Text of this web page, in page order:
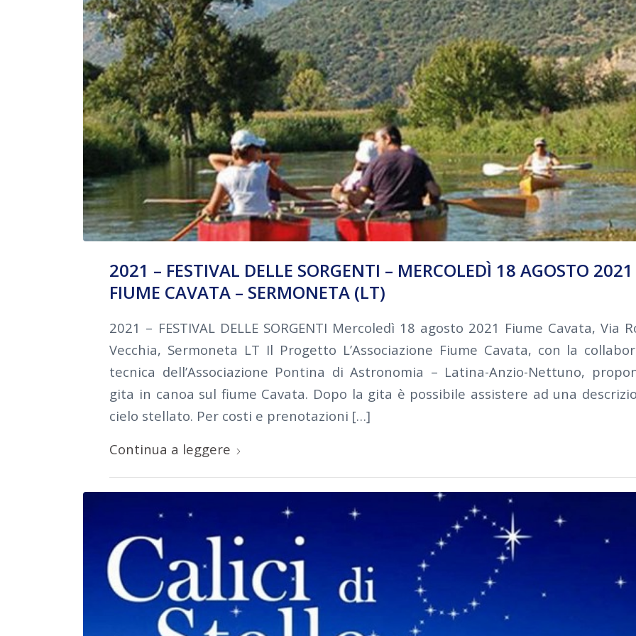
2021 – FESTIVAL DELLE SORGENTI – MERCOLEDÌ 18 AGOSTO
FIUME CAVATA – SERMONETA (LT)
2021 – FESTIVAL DELLE SORGENTI Mercoledì 18 agosto 2021 Fiume Cavata, Via
Vecchia, Sermoneta LT Il Progetto L’Associazione Fiume Cavata, con la
tecnica dell’Associazione Pontina di Astronomia – Latina-Anzio-Nettuno,
gita in canoa sul fiume Cavata. Dopo la gita è possibile assistere ad una
cielo stellato. Per costi e prenotazioni […]
Continua a leggere